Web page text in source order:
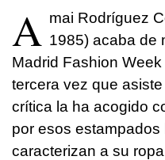
A mai Rodríguez
1985) acaba de
Madrid Fashion
tercera vez que
crítica la ha acogido
por esos
caracterizan a su